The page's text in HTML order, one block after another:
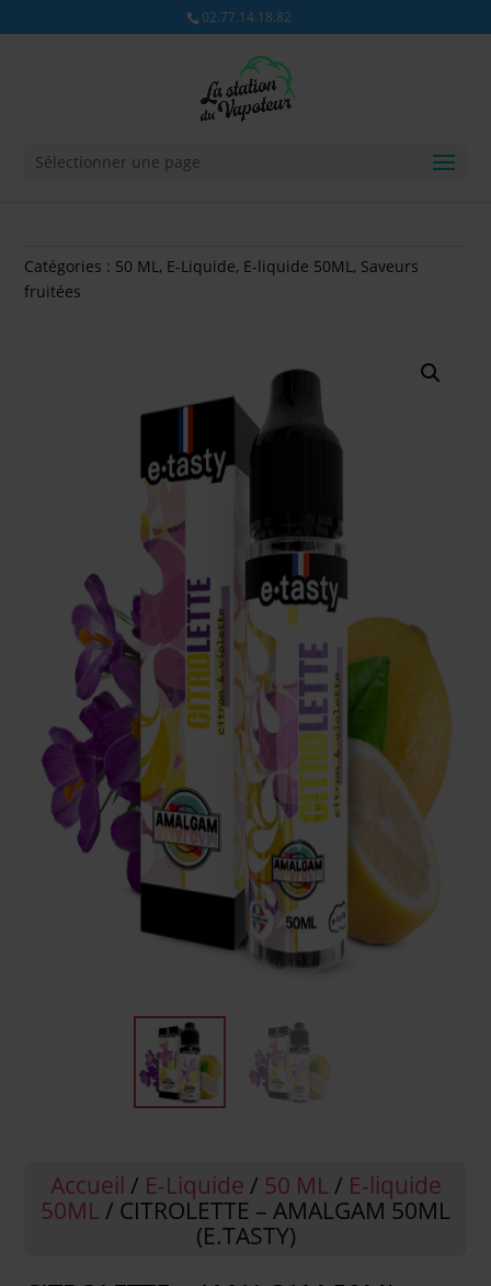
02.77.14.18.82
Sélectionner une page
Catégories : 50 ML, E-Liquide, E-liquide 50ML, Saveurs
fruitées
Accueil / E-Liquide / 50 ML / E-liquide
50ML / CITROLETTE – AMALGAM 50ML
(E.TASTY)